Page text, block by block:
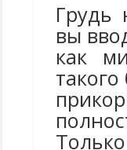
Грудь
вы
как